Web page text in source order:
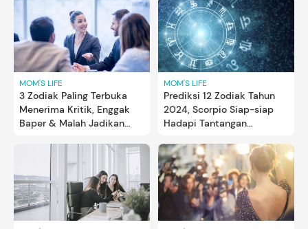
MOM'S LIFE
3 Zodiak Paling Terbuka
Menerima Kritik, Enggak
Baper & Malah Jadikan
MOM'S LIFE
Prediksi 12 Zodiak Tahun
2024, Scorpio Siap-siap
Hadapi Tantangan